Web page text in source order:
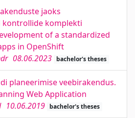
jaoks
komplekti
of a standardized
in OpenShift
08.06.2023 bachelor's theses
planeerimise veebirakendus.
Web Application
10.06.2019 bachelor's theses